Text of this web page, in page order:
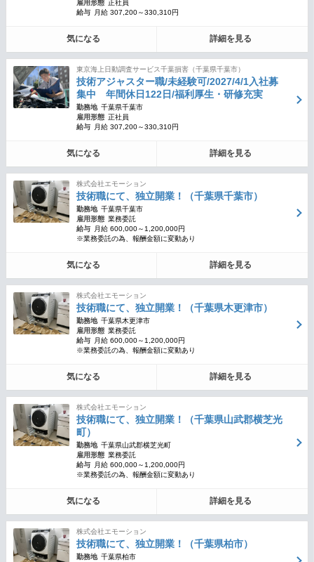
雇用形態 正社員
給与
月給 307,200～330,310円
気になる 詳細を見る
東京海上日動調査サービス千葉損害（千葉県千葉市）
技術アジャスター職/未経験可/2027/4/1入社募
集中 年間休日122日/福利厚生・研修充実
勤務地 千葉県千葉市
雇用形態 正社員
給与
月給 307,200～330,310円
気になる 詳細を見る
株式会社エモーション
技術職にて、独立開業！（千葉県千葉市）
勤務地 千葉県千葉市
雇用形態 業務委託
給与
月給 600,000～1,200,000円
※業務委託の為、報酬金額に変動あり
気になる 詳細を見る
株式会社エモーション
技術職にて、独立開業！（千葉県木更津市）
勤務地 千葉県木更津市
雇用形態 業務委託
給与
月給 600,000～1,200,000円
※業務委託の為、報酬金額に変動あり
気になる 詳細を見る
株式会社エモーション
技術職にて、独立開業！（千葉県山武郡横芝光
町）
勤務地 千葉県山武郡横芝光町
雇用形態 業務委託
給与
月給 600,000～1,200,000円
※業務委託の為、報酬金額に変動あり
気になる 詳細を見る
株式会社エモーション
技術職にて、独立開業！（千葉県柏市）
勤務地 千葉県柏市